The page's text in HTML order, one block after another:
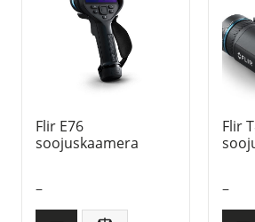
Flir E76
soojuskaamera
–
Flir
–